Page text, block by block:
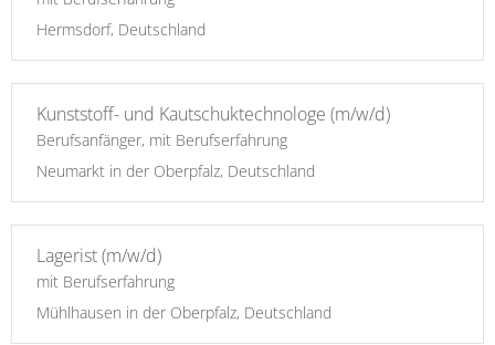
Hermsdorf, Deutschland
Kunststoff- und Kautschuktechnologe (m/w/d)
Berufsanfänger, mit Berufserfahrung
Neumarkt in der Oberpfalz, Deutschland
Lagerist (m/w/d)
mit Berufserfahrung
Mühlhausen in der Oberpfalz, Deutschland